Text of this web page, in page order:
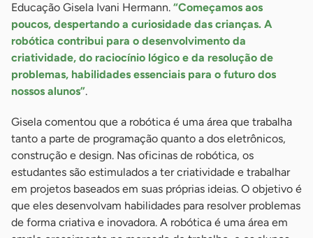
Educação Gisela Ivani Hermann. “Começamos aos
poucos, despertando a curiosidade das crianças. A
robótica contribui para o desenvolvimento da
criatividade, do raciocínio lógico e da resolução de
problemas, habilidades essenciais para o futuro dos
nossos alunos”.
Gisela comentou que a robótica é uma área que trabalha
tanto a parte de programação quanto a dos eletrônicos,
construção e design. Nas oficinas de robótica, os
estudantes são estimulados a ter criatividade e trabalhar
em projetos baseados em suas próprias ideias. O objetivo é
que eles desenvolvam habilidades para resolver problemas
de forma criativa e inovadora. A robótica é uma área em